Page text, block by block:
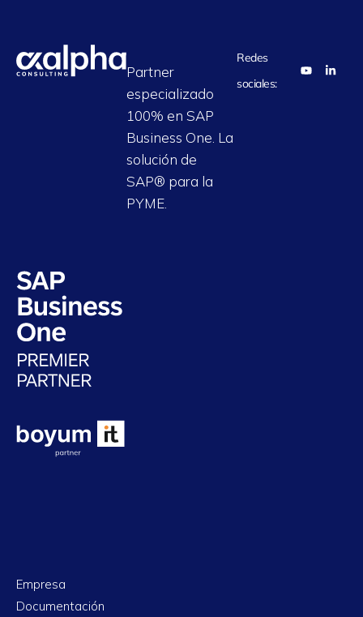
Partner
especializado
100% en SAP
Business One. La
solución de
SAP® para la
PYME.
Redes
sociales:
Empresa
Documentación